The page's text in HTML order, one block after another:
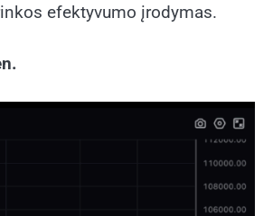
efektyvumo įrodymas.